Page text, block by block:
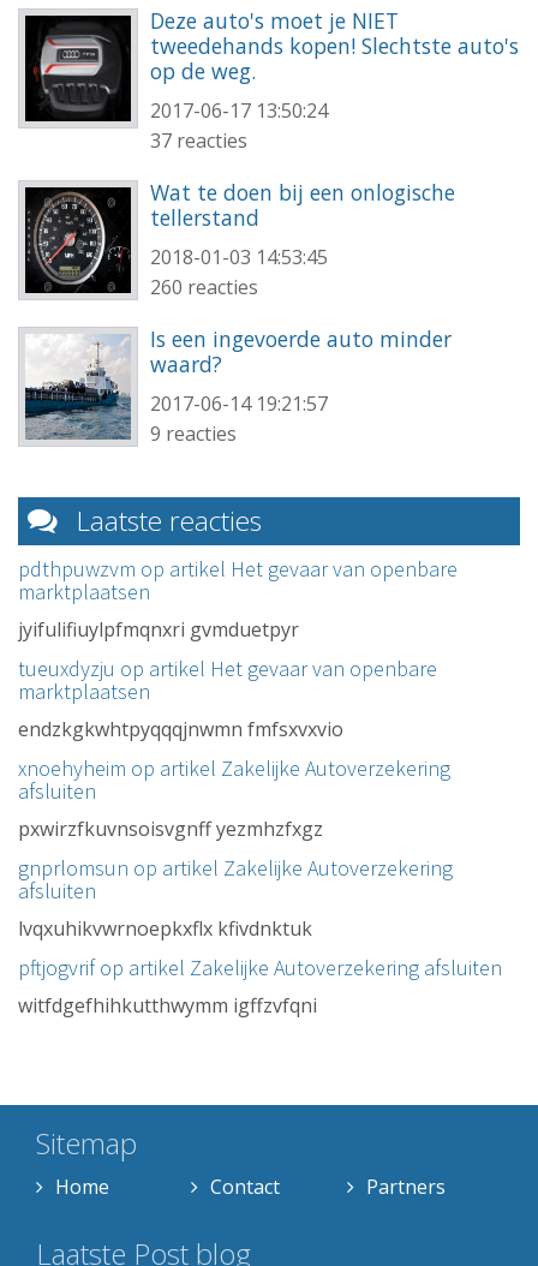
Deze auto's moet je NIET
tweedehands kopen! Slechtste auto's
op de weg.
2017-06-17 13:50:24
37 reacties
Wat te doen bij een onlogische
tellerstand
2018-01-03 14:53:45
260 reacties
Is een ingevoerde auto minder
waard?
2017-06-14 19:21:57
9 reacties
Laatste reacties
pdthpuwzvm op artikel Het gevaar van openbare
marktplaatsen
jyifulifiuylpfmqnxri gvmduetpyr
tueuxdyzju op artikel Het gevaar van openbare
marktplaatsen
endzkgkwhtpyqqqjnwmn fmfsxvxvio
xnoehyheim op artikel Zakelijke Autoverzekering
afsluiten
pxwirzfkuvnsoisvgnff yezmhzfxgz
gnprlomsun op artikel Zakelijke Autoverzekering
afsluiten
lvqxuhikvwrnoepkxflx kfivdnktuk
pftjogvrif op artikel Zakelijke Autoverzekering afsluiten
witfdgefhihkutthwymm igffzvfqni
Sitemap
Home Contact Partners
Laatste Post blog